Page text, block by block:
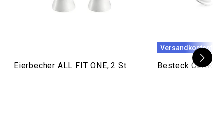
Eierbecher ALL FIT ONE, 2 St.
Versandkostenfrei
Besteck CLARA,